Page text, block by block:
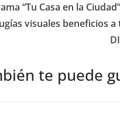
“Tu Casa en la
visuales beneficios
te puede